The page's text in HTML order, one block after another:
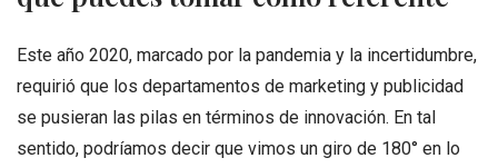
Este año 2020, marcado por la pandemia y la incertidumbre,
requirió que los departamentos de marketing y publicidad
se pusieran las pilas en términos de innovación. En tal
sentido, podríamos decir que vimos un giro de 180° en lo